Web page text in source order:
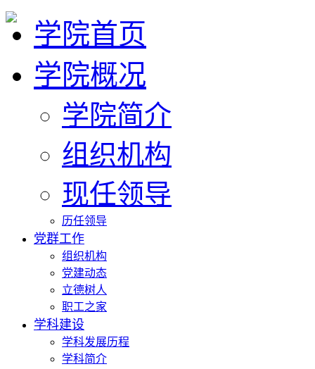
学院首页
学院概况
学院简介
组织机构
现任领导
历任领导
党群工作
组织机构
党建动态
立德树人
职工之家
学科建设
学科发展历程
学科简介